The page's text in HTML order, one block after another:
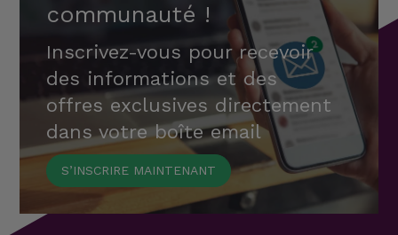
communauté !
Inscrivez-vous pour recevoir
des informations et des
offres exclusives directement
dans votre boîte email
S’INSCRIRE MAINTENANT